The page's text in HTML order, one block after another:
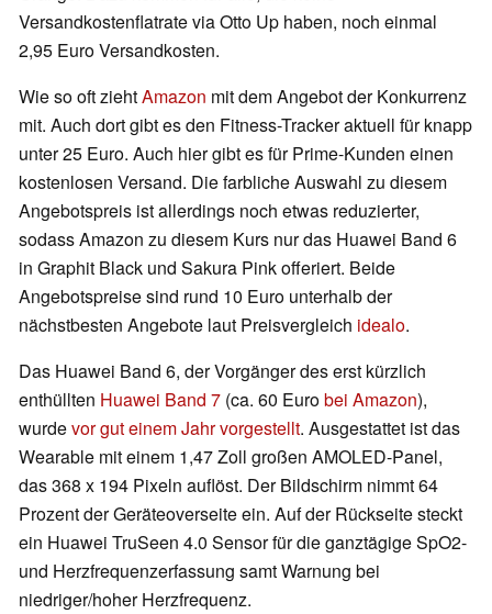
Versandkostenflatrate via Otto Up haben, noch einmal
2,95 Euro Versandkosten.
Wie so oft ziehtAmazon mit dem Angebot der Konkurrenz
mit. Auch dort gibt es den Fitness-Tracker aktuell für knapp
unter 25 Euro. Auch hier gibt es für Prime-Kunden einen
kostenlosen Versand. Die farbliche Auswahl zu diesem
Angebotspreis ist allerdings noch etwas reduzierter,
sodass Amazon zu diesem Kurs nur das Huawei Band 6
in Graphit Black und Sakura Pink offeriert. Beide
Angebotspreise sind rund 10 Euro unterhalb der
nächstbesten Angebote laut Preisvergleich idealo.
Das Huawei Band 6, der Vorgänger des erst kürzlich
enthüllten Huawei Band 7 (ca. 60 Eurobei Amazon),
wurdevor gut einem Jahr vorgestellt. Ausgestattet ist das
Wearable mit einem 1,47 Zoll großen AMOLED-Panel,
das 368 x 194 Pixeln auflöst. Der Bildschirm nimmt 64
Prozent der Geräteoverseite ein. Auf der Rückseite steckt
ein Huawei TruSeen 4.0 Sensor für die ganztägige SpO2-
und Herzfrequenzerfassung samt Warnung bei
niedriger/hoher Herzfrequenz.